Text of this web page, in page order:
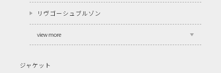
リヴゴーシュブルゾン
view more
ジャケット